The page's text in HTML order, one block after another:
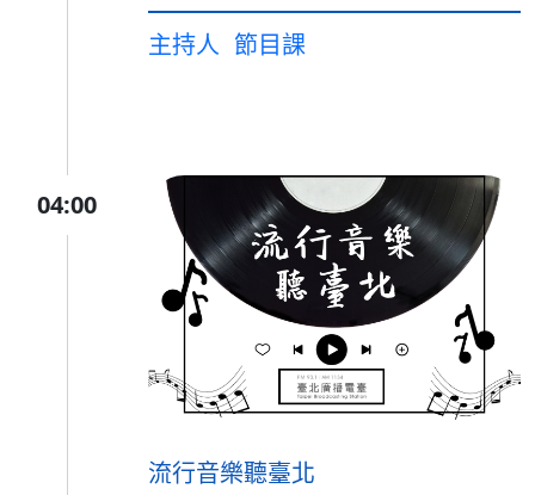
主持人 節目課
04:00
流行音樂聽臺北